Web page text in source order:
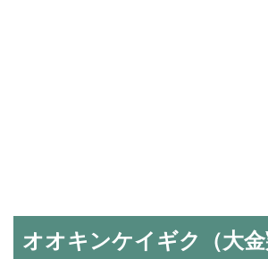
オオキンケイギク（大